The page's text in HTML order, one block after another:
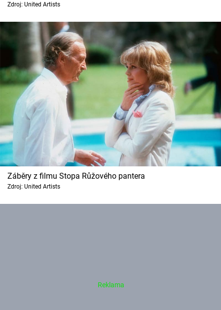
Cool Esport
Pořady
TV Program
Sledujte prima+
Přihlášení
Sledujte nás
Zdroj: United Artists
Záběry z filmu Stopa Růžového pantera
Zdroj: United Artists